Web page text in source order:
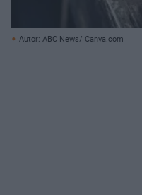
Autor: ABC News/ Canva.com